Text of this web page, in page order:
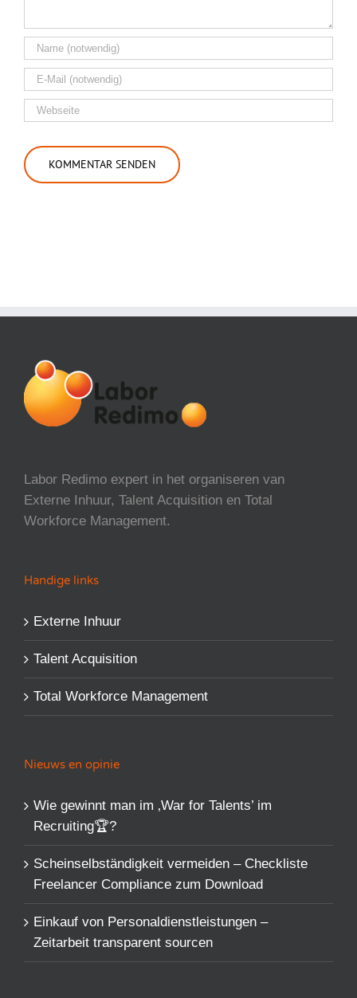
Labor Redimo expert in het organiseren van
Externe Inhuur, Talent Acquisition en Total
Workforce Management.
Handige links
Externe Inhuur
Talent Acquisition
Total Workforce Management
Nieuws en opinie
Wie gewinnt man im ‚War for Talents’​ im
Recruiting🏆?
Scheinselbständigkeit vermeiden – Checkliste
Freelancer Compliance zum Download
Einkauf von Personaldienstleistungen –
Zeitarbeit transparent sourcen